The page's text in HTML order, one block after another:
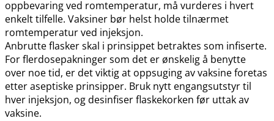
oppbevaring ved romtemperatur, må vurderes i hvert
enkelt tilfelle. Vaksiner bør helst holde tilnærmet
romtemperatur ved injeksjon.
Anbrutte flasker skal i prinsippet betraktes som infiserte.
For flerdosepakninger som det er ønskelig å benytte
over noe tid, er det viktig at oppsuging av vaksine foretas
etter aseptiske prinsipper. Bruk nytt engangsutstyr til
hver injeksjon, og desinfiser flaskekorken før uttak av
vaksine.